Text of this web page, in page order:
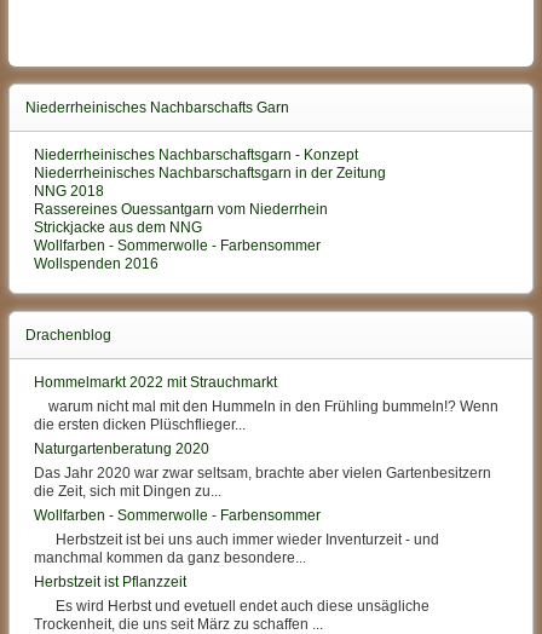
Niederrheinisches Nachbarschafts Garn
Niederrheinisches Nachbarschaftsgarn - Konzept
Niederrheinisches Nachbarschaftsgarn in der Zeitung
NNG 2018
Rassereines Ouessantgarn vom Niederrhein
Strickjacke aus dem NNG
Wollfarben - Sommerwolle - Farbensommer
Wollspenden 2016
Drachenblog
Hommelmarkt 2022 mit Strauchmarkt
warum nicht mal mit den Hummeln in den Frühling bummeln!? Wenn
die ersten dicken Plüschflieger...
Naturgartenberatung 2020
Das Jahr 2020 war zwar seltsam, brachte aber vielen Gartenbesitzern
die Zeit, sich mit Dingen zu...
Wollfarben - Sommerwolle - Farbensommer
Herbstzeit ist bei uns auch immer wieder Inventurzeit - und
manchmal kommen da ganz besondere...
Herbstzeit ist Pflanzzeit
Es wird Herbst und evetuell endet auch diese unsägliche
Trockenheit, die uns seit März zu schaffen ...